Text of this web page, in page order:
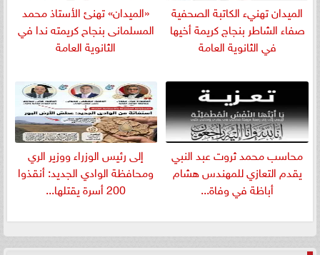
الميدان تهنيء الكاتبة الصحفية
صفاء الشاطر بنجاج كريمة أخيها
في الثانوية العامة
«الميدان» تهنئ الأستاذ محمد
المسلمانى بنجاح كريمته ندا في
الثانوية العامة
​محاسب محمد ثروت عبد النبي
يقدم التعازي للمهندس هشام
أباظة في وفاة...
إلى رئيس الوزراء ووزير الري
ومحافظة الوادي الجديد: أنقذوا
200 أسرة يقتلها...